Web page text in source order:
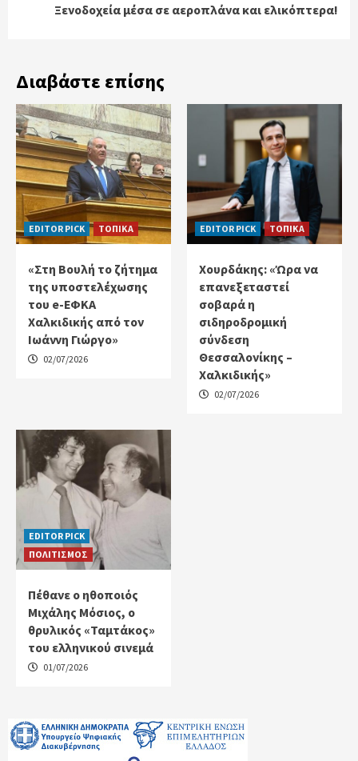
Ξενοδοχεία μέσα σε αεροπλάνα και ελικόπτερα!
Διαβάστε επίσης
EDITOR PICK ΤΟΠΙΚΑ
«Στη Βουλή το ζήτημα
της υποστελέχωσης
του e-ΕΦΚΑ
Χαλκιδικής από τον
Ιωάννη Γιώργο»
02/07/2026
EDITOR PICK ΤΟΠΙΚΑ
Χουρδάκης: «Ώρα να
επανεξεταστεί
σοβαρά η
σιδηροδρομική
σύνδεση
Θεσσαλονίκης –
Χαλκιδικής»
02/07/2026
EDITOR PICK
ΠΟΛΙΤΙΣΜΟΣ
Πέθανε ο ηθοποιός
Μιχάλης Μόσιος, ο
θρυλικός «Ταμτάκος»
του ελληνικού σινεμά
01/07/2026